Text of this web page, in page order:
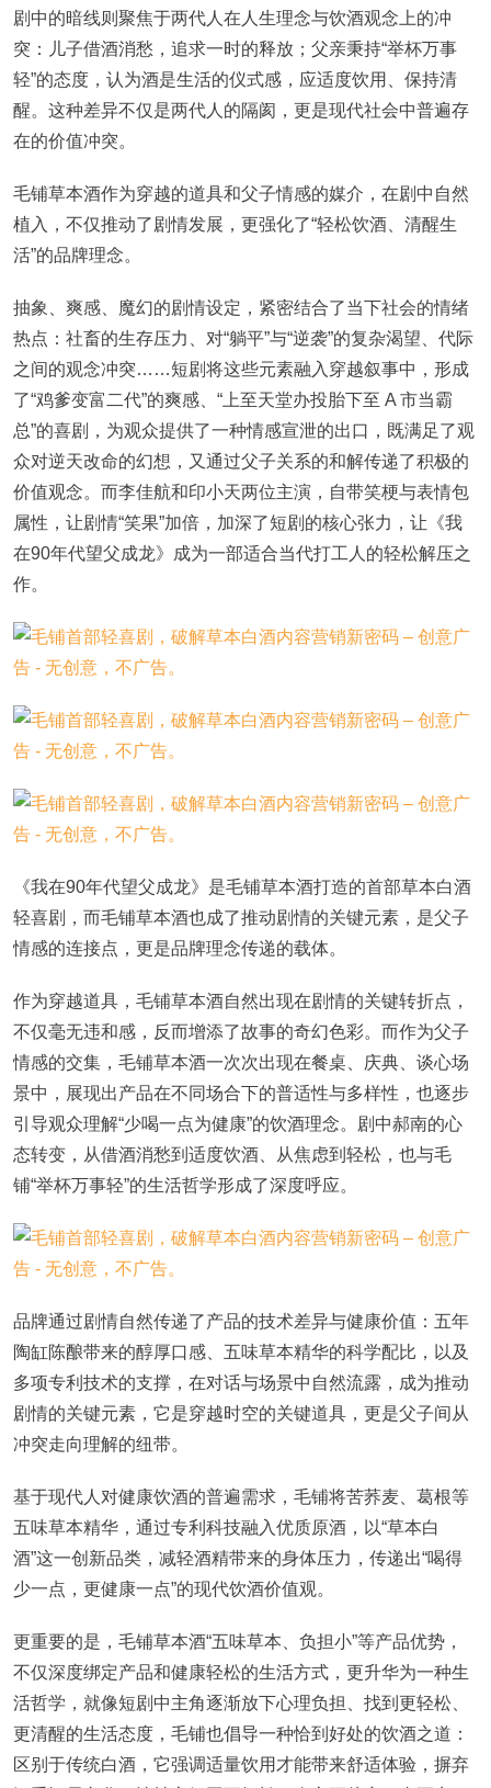
剧中的暗线则聚焦于两代人在人生理念与饮酒观念上的冲
突：儿子借酒消愁，追求一时的释放；父亲秉持“举杯万事
轻”的态度，认为酒是生活的仪式感，应适度饮用、保持清
醒。这种差异不仅是两代人的隔阂，更是现代社会中普遍存
在的价值冲突。
毛铺草本酒作为穿越的道具和父子情感的媒介，在剧中自然
植入，不仅推动了剧情发展，更强化了“轻松饮酒、清醒生
活”的品牌理念。
抽象、爽感、魔幻的剧情设定，紧密结合了当下社会的情绪
热点：社畜的生存压力、对“躺平”与“逆袭”的复杂渴望、代际
之间的观念冲突……短剧将这些元素融入穿越叙事中，形成
了“鸡爹变富二代”的爽感、“上至天堂办投胎下至 A 市当霸
总”的喜剧，为观众提供了一种情感宣泄的出口，既满足了观
众对逆天改命的幻想，又通过父子关系的和解传递了积极的
价值观念。而李佳航和印小天两位主演，自带笑梗与表情包
属性，让剧情“笑果”加倍，加深了短剧的核心张力，让《我
在90年代望父成龙》成为一部适合当代打工人的轻松解压之
作。
《我在90年代望父成龙》是毛铺草本酒打造的首部草本白酒
轻喜剧，而毛铺草本酒也成了推动剧情的关键元素，是父子
情感的连接点，更是品牌理念传递的载体。
作为穿越道具，毛铺草本酒自然出现在剧情的关键转折点，
不仅毫无违和感，反而增添了故事的奇幻色彩。而作为父子
情感的交集，毛铺草本酒一次次出现在餐桌、庆典、谈心场
景中，展现出产品在不同场合下的普适性与多样性，也逐步
引导观众理解“少喝一点为健康”的饮酒理念。剧中郝南的心
态转变，从借酒消愁到适度饮酒、从焦虑到轻松，也与毛
铺“举杯万事轻”的生活哲学形成了深度呼应。
品牌通过剧情自然传递了产品的技术差异与健康价值：五年
陶缸陈酿带来的醇厚口感、五味草本精华的科学配比，以及
多项专利技术的支撑，在对话与场景中自然流露，成为推动
剧情的关键元素，它是穿越时空的关键道具，更是父子间从
冲突走向理解的纽带。
基于现代人对健康饮酒的普遍需求，毛铺将苦荞麦、葛根等
五味草本精华，通过专利科技融入优质原酒，以“草本白
酒”这一创新品类，减轻酒精带来的身体压力，传递出“喝得
少一点，更健康一点”的现代饮酒价值观。
更重要的是，毛铺草本酒“五味草本、负担小”等产品优势，
不仅深度绑定产品和健康轻松的生活方式，更升华为一种生
活哲学，就像短剧中主角逐渐放下心理负担、找到更轻松、
更清醒的生活态度，毛铺也倡导一种恰到好处的饮酒之道：
区别于传统白酒，它强调适量饮用才能带来舒适体验，摒弃